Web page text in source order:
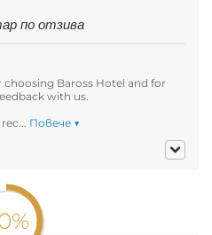
по отзива
Baross Hotel and for
with us.
Повече ▼